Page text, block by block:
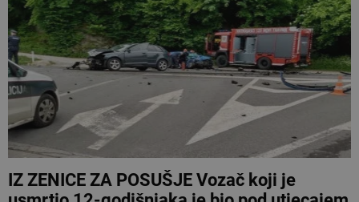
IZ ZENICE ZA POSUŠJE Vozač koji je